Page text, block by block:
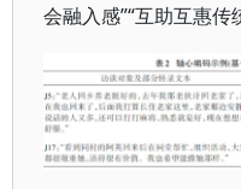
会融入感”“互助互惠传